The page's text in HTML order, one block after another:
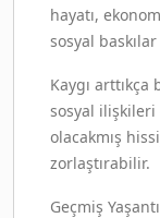
hayatı,
sosyal
Kaygı
sosyal
olacakmış
zorlaştırabilir.
Geçmiş